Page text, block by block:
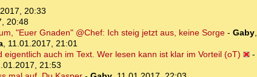
20:33
20:48
"Euer Gnaden" @Chef: Ich steig jetzt aus, keine Sorge- Gaby,
, 11.01.2017, 21:01
auch im Text. Wer lesen kann ist klar im Vorteil (oT)
-
21:53